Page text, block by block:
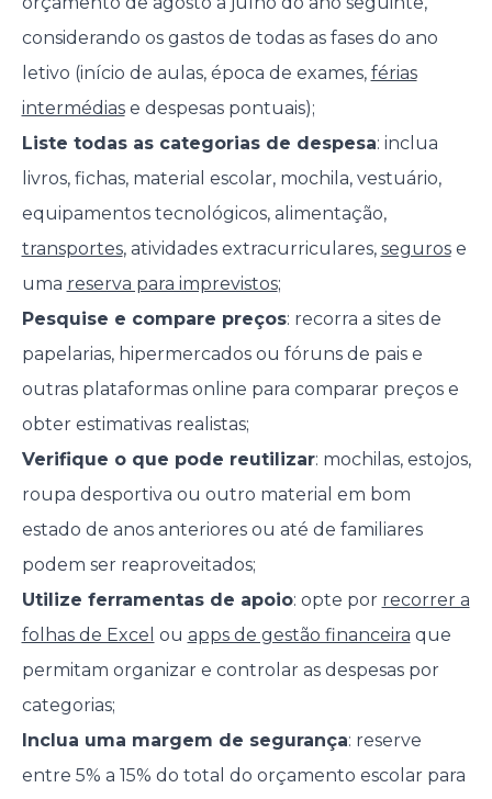
considerando os gastos de todas as fases do ano
letivo (início de aulas, época de exames, férias
intermédiase despesas pontuais);
Liste todas as categorias de despesa: inclua
livros, fichas, material escolar, mochila, vestuário,
equipamentos tecnológicos, alimentação,
transportes, atividades extracurriculares, segurose
uma reserva para imprevistos;
Pesquise e compare preços: recorra a sites de
papelarias, hipermercados ou fóruns de pais e
outras plataformas online para comparar preços e
obter estimativas realistas;
Verifique o que pode reutilizar: mochilas, estojos,
roupa desportiva ou outro material em bom
estado de anos anteriores ou até de familiares
podem ser reaproveitados;
Utilize ferramentas de apoio: opte por recorrer a
folhas de Excel ou apps de gestão financeira que
permitam organizar e controlar as despesas por
categorias;
Inclua uma margem de segurança: reserve
entre 5% a 15% do total do orçamento escolar para